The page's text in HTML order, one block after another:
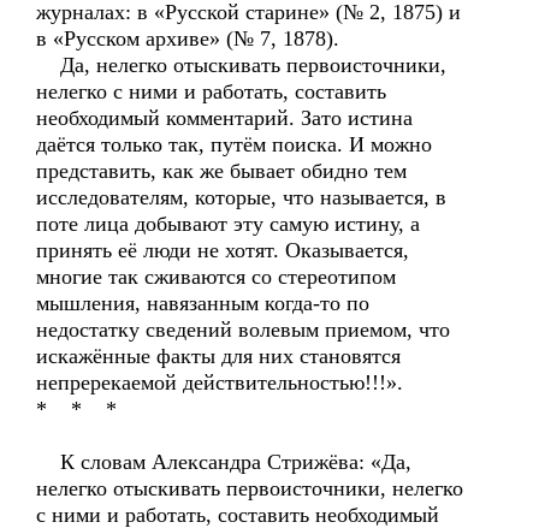
журналах: в «Русской старине» (№ 2, 1875) и
в «Русском архиве» (№ 7, 1878).
Да, нелегко отыскивать первоисточники,
нелегко с ними и работать, составить
необходимый комментарий. Зато истина
даётся только так, путём поиска. И можно
представить, как же бывает обидно тем
исследователям, которые, что называется, в
поте лица добывают эту самую истину, а
принять её люди не хотят. Оказывается,
многие так сживаются со стереотипом
мышления, навязанным когда-то по
недостатку сведений волевым приемом, что
искажённые факты для них становятся
непререкаемой действительностью!!!».
* * *
К словам Александра Стрижёва: «Да,
нелегко отыскивать первоисточники, нелегко
с ними и работать, составить необходимый